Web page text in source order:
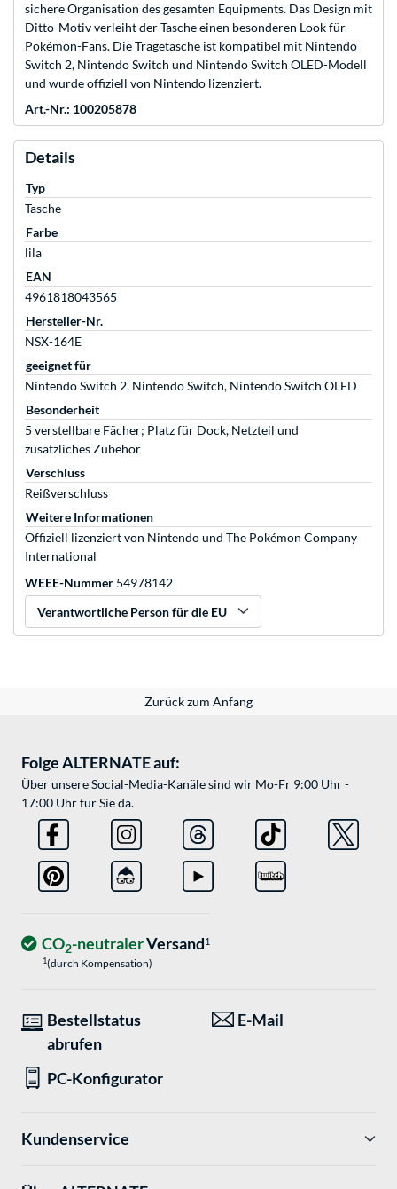
sichere Organisation des gesamten Equipments. Das Design mit
Ditto-Motiv verleiht der Tasche einen besonderen Look für
Pokémon-Fans. Die Tragetasche ist kompatibel mit Nintendo
Switch 2, Nintendo Switch und Nintendo Switch OLED-Modell
und wurde offiziell von Nintendo lizenziert.
Art.-Nr.: 100205878
Details
Typ
Tasche
Farbe
lila
EAN
4961818043565
Hersteller-Nr.
NSX-164E
geeignet für
Nintendo Switch 2, Nintendo Switch, Nintendo Switch OLED
Besonderheit
5 verstellbare Fächer; Platz für Dock, Netzteil und
zusätzliches Zubehör
Verschluss
Reißverschluss
Weitere Informationen
Offiziell lizenziert von Nintendo und The Pokémon Company
International
WEEE-Nummer 54978142
Verantwortliche Person für die EU
Zurück zum Anfang
Folge ALTERNATE auf:
Über unsere Social-Media-Kanäle sind wir Mo-Fr 9:00 Uhr -
17:00 Uhr für Sie da.
CO2-neutralerVersand1
1(durch Kompensation)
Bestellstatus
abrufen
E-Mail
PC-Konfigurator
Kundenservice